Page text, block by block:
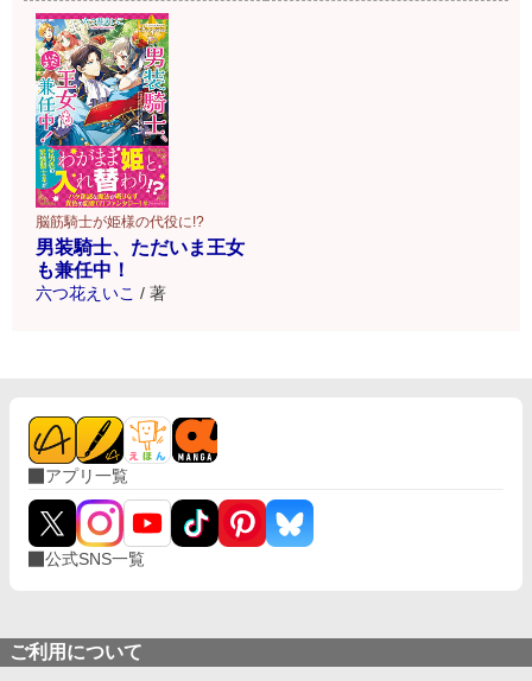
脳筋騎士が姫様の代役に!?
男装騎士、ただいま王女
も兼任中！
六つ花えいこ / 著
アプリ一覧
公式SNS一覧
ご利用について